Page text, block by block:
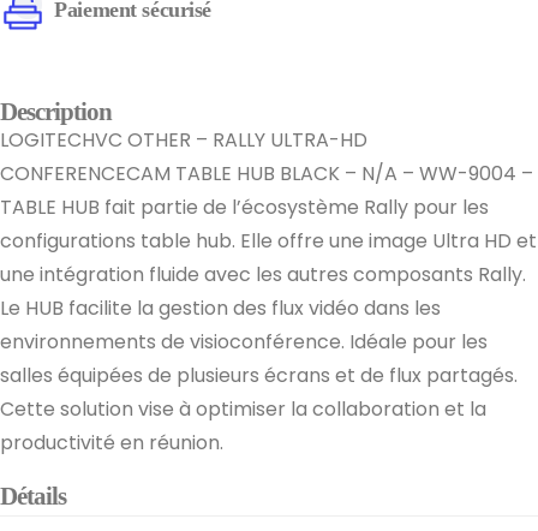
Paiement sécurisé
Description
LOGITECHVC OTHER – RALLY ULTRA-HD
CONFERENCECAM TABLE HUB BLACK – N/A – WW-9004 –
TABLE HUB fait partie de l’écosystème Rally pour les
configurations table hub. Elle offre une image Ultra HD et
une intégration fluide avec les autres composants Rally.
Le HUB facilite la gestion des flux vidéo dans les
environnements de visioconférence. Idéale pour les
salles équipées de plusieurs écrans et de flux partagés.
Cette solution vise à optimiser la collaboration et la
productivité en réunion.
Détails